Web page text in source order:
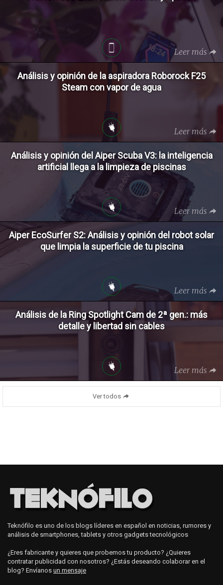
Leer más
Análisis y opinión de la aspiradora Roborock F25
Steam con vapor de agua
Leer más
Análisis y opinión del Aiper Scuba V3: la inteligencia
artificial llega a la limpieza de piscinas
Leer más
Aiper EcoSurfer S2: Análisis y opinión del robot solar
que limpia la superficie de tu piscina
Leer más
Análisis de la Ring Spotlight Cam de 2ª gen.: más
detalle y libertad sin cables
Leer más
Ver todos
Teknófilo es uno de los blogs líderes en español en noticias, rumores y
análisis de smartphones, tablets y otros gadgets tecnológicos
¿Eres fabricante y quieres que probemos tu producto? ¿Quieres
contratar publicidad con nosotros? ¿Estás deseando colaborar en el
blog? Envíanos un mensaje